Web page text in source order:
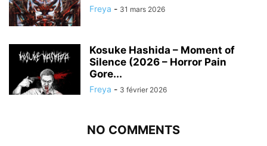
Freya - 31 mars 2026
Kosuke Hashida – Moment of
Silence (2026 – Horror Pain
Gore...
Freya - 3 février 2026
NO COMMENTS